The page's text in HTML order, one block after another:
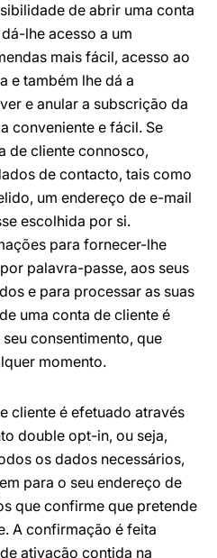
de abrir uma conta
lhe acesso a um
mais fácil, acesso ao
e também lhe dá a
e anular a subscrição da
conveniente e fácil. Se
de cliente connosco,
de contacto, tais como
um endereço de e-mail
escolhida por si.
para fornecer-lhe
palavra-passe, aos seus
e para processar as suas
uma conta de cliente é
consentimento, que
momento.
cliente é efetuado através
double opt-in, ou seja,
os dados necessários,
para o seu endereço de
que confirme que pretende
A confirmação é feita
ativação contida na